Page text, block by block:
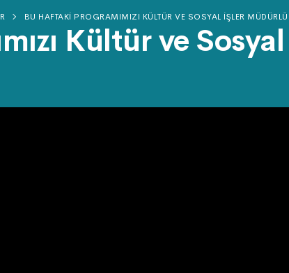
BU HAFTAKI PROGRAMIMIZI KÜLTÜR VE SOSYAL İŞLER
Kültür ve